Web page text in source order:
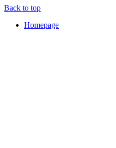
Back to top
Homepage